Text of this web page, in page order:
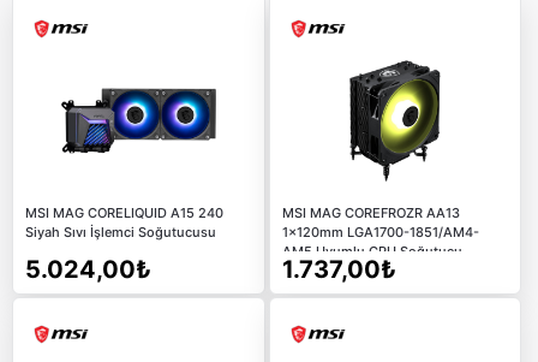
MSI MAG CORELIQUID A15 240
Siyah Sıvı İşlemci Soğutucusu
5.024,00₺
MSI MAG COREFROZR AA13
1x120mm LGA1700-1851/AM4-
AM5 Uyumlu CPU Soğutucu
1.737,00₺